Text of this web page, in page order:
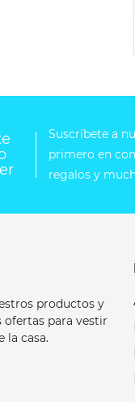
Suscríbete a
primero en
regalos y
productos y
para vestir
la casa.